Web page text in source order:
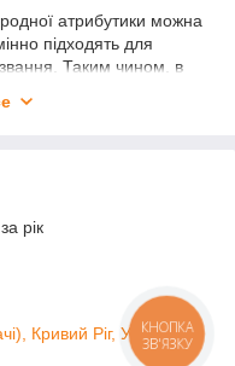
атрибутики можна
підходять для
звання. Таким чином, в
святкові медалі.
придбати
та
рік
Кривий Ріг, Україна
КНОПКА
ЗВ'ЯЗКУ